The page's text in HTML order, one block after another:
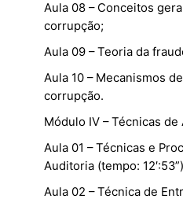
Aula 08 – Conceitos
corrupção;
Aula 09 – Teoria da
Aula 10 – Mecanismos
corrupção.
Módulo IV – Técnicas
Aula 01 – Técnicas e
Auditoria (tempo:
Aula 02 – Técnica de